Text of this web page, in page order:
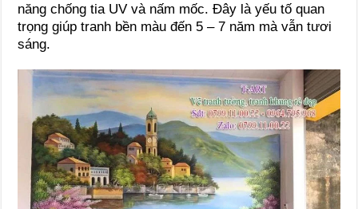
năng chống tia UV và nấm mốc. Đây là yếu tố quan
trọng giúp tranh bền màu đến 5 – 7 năm mà vẫn tươi
sáng.